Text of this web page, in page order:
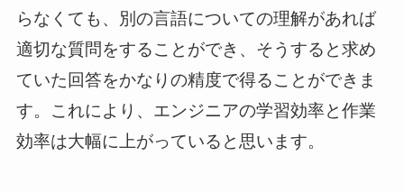
らなくても、別の言語についての理解があれば
適切な質問をすることができ、そうすると求め
ていた回答をかなりの精度で得ることができま
す。これにより、エンジニアの学習効率と作業
効率は大幅に上がっていると思います。